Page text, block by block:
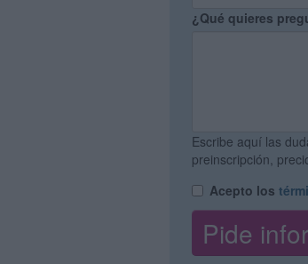
¿Qué quieres
Escribe aquí las
preinscripción,
Acepto los